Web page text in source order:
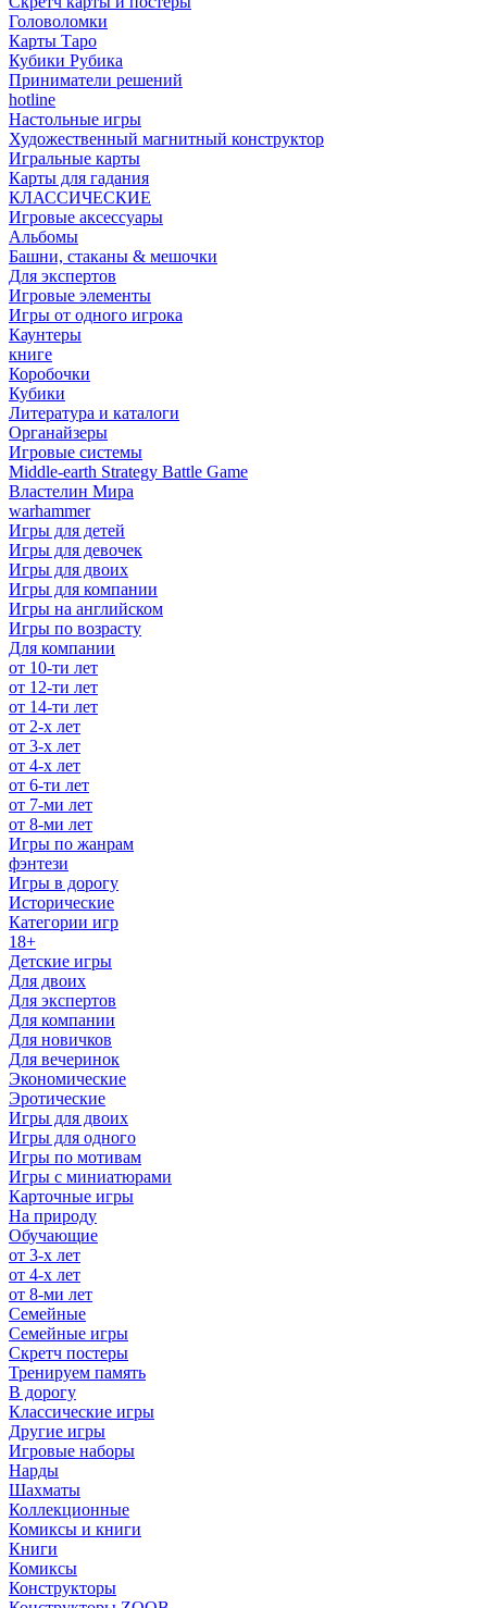
Головоломки
Карты Таро
Кубики Рубика
Приниматели решений
hotline
Настольные игры
Художественный магнитный конструктор
Игральные карты
Карты для гадания
КЛАССИЧЕСКИЕ
Игровые аксессуары
Альбомы
Башни, стаканы & мешочки
Для экспертов
Игровые элементы
Игры от одного игрока
Каунтеры
книге
Коробочки
Кубики
Литература и каталоги
Органайзеры
Игровые системы
Middle-earth Strategy Battle Game
Властелин Мира
warhammer
Игры для детей
Игры для девочек
Игры для двоих
Игры для компании
Игры на английском
Игры по возрасту
Для компании
от 10-ти лет
от 12-ти лет
от 14-ти лет
от 2-х лет
от 3-х лет
от 4-х лет
от 6-ти лет
от 7-ми лет
от 8-ми лет
Игры по жанрам
фэнтези
Игры в дорогу
Исторические
Категории игр
18+
Детские игры
Для двоих
Для экспертов
Для компании
Для новичков
Для вечеринок
Экономические
Эротические
Игры для двоих
Игры для одного
Игры по мотивам
Игры с миниатюрами
Карточные игры
На природу
Обучающие
от 3-х лет
от 4-х лет
от 8-ми лет
Семейные
Семейные игры
Скретч постеры
Тренируем память
В дорогу
Классические игры
Другие игры
Игровые наборы
Нарды
Шахматы
Коллекционные
Комиксы и книги
Книги
Комиксы
Конструкторы